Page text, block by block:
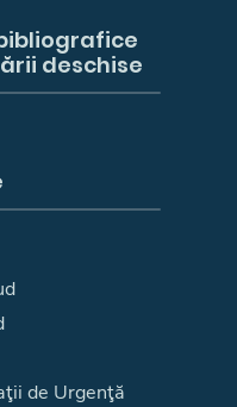
deschise
de Urgenţă